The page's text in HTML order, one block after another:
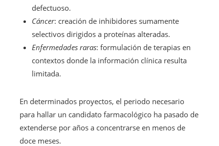
defectuoso.
Cáncer: creación de inhibidores sumamente
selectivos dirigidos a proteínas alteradas.
Enfermedades raras: formulación de terapias en
contextos donde la información clínica resulta
limitada.
En determinados proyectos, el periodo necesario
para hallar un candidato farmacológico ha pasado de
extenderse por años a concentrarse en menos de
doce meses.